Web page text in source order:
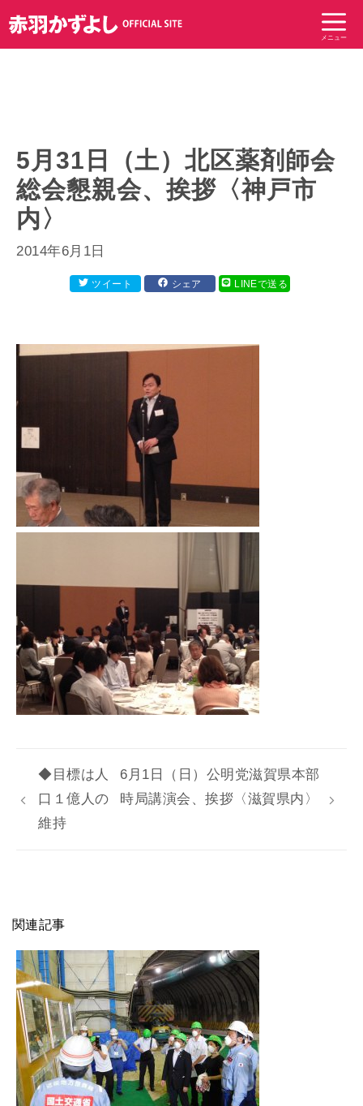
ン
テ
メニュー
5月31日（土）北区薬剤師会
総会懇親会、挨拶〈神戸市
内〉
2014年6月1日
ツイート シェア LINEで送る
◆目標は人
口１億人の
維持
6月1日（日）公明党滋賀県本部
時局講演会、挨拶〈滋賀県内〉
関連記事